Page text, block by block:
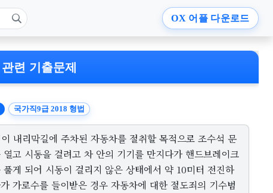
OX 어플 다운로드
관련 기출문제
국가직9급 2018 형법
내리막길에 주차된 자동차를 절취할 목적으로 조수석 문
열고 시동을 걸려고 차 안의 기기를 만지다가 핸드브레이크
풀게 되어 시동이 걸리지 않은 상태에서 약 10미터 전진하
가로수를 들이받은 경우 자동차에 대한 절도죄의 기수범